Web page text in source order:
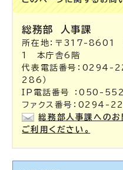
総務部 人事課
所在地：〒317-8601
1 本庁舎6階
代表電話番号：0294-
286）
IP電話番号 ：050-
ファクス番号：0294-
総務部人事課へのお
ご利用ください。